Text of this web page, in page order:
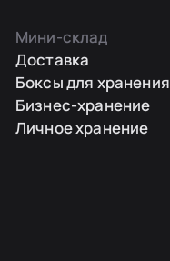
Мини-склад
Доставка
Боксы для хранения
Бизнес-хранение
Личное хранение